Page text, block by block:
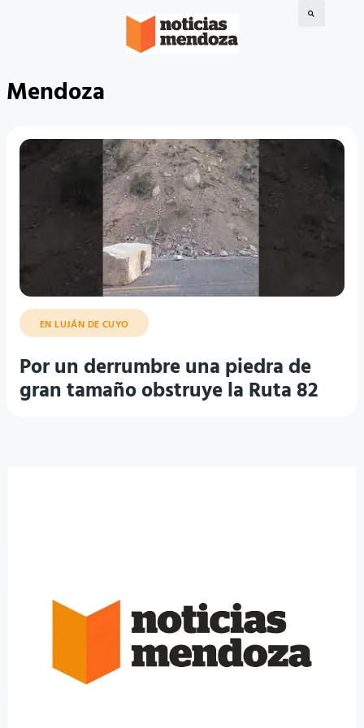
Mendoza
EN LUJÁN DE CUYO
Por un derrumbre una piedra de
gran tamaño obstruye la Ruta 82